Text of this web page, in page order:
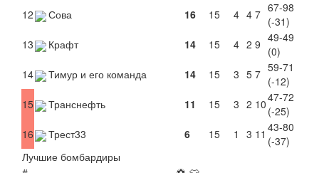
12
Сова 16 15 4 4 7 67-98
(-31)
13
Крафт 14 15 4 2 9 49-49
(0)
14
Тимур и его команда 14 15 3 5 7 59-71
(-12)
15
Транснефть 11 15 3 2 1047-72
(-25)
16
Трест33 6 15 1 3 11 43-80
(-37)
Лучшие бомбардиры